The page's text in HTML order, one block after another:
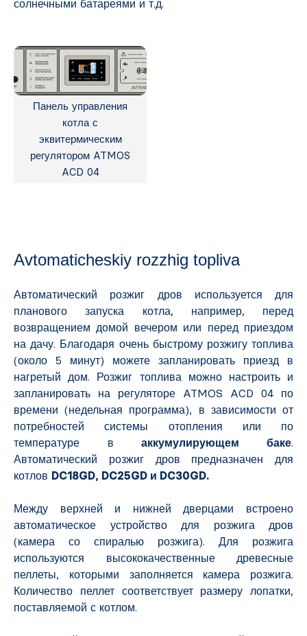
солнечными батареями и т.д.
Панель управления
котла с
эквитермическим
регулятором ATMOS
ACD 04
Avtomaticheskiy rozzhig topliva
Автоматический розжиг дров используется для
планового запуска котла, например, перед
возвращением домой вечером или перед приездом
на дачу. Благодаря очень быстрому розжигу топлива
(около 5 минут) можете запланировать приезд в
нагретый дом. Розжиг топлива можно настроить и
запланировать на регуляторе ATMOS ACD 04 по
времени (недельная программа), в зависимости от
потребностей системы отопления или по
температуре ваккумулирующем баке.
Автоматический розжиг дров предназначен для
котлов DC18GD, DC25GD и DC30GD.
Между верхней и нижней дверцами встроено
автоматическое устройство для розжига дров
(камера со спиралью розжига). Для розжига
используются высококачественные древесные
пеллеты, которыми заполняется камера розжига.
Количество пеллет соответствует размеру лопатки,
поставляемой с котлом.